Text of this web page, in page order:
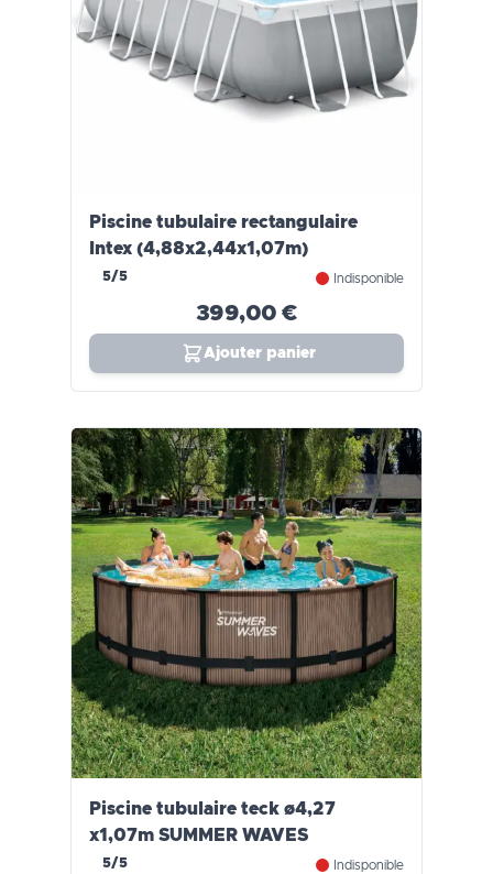
Piscine tubulaire rectangulaire
Intex (4,88x2,44x1,07m)
5/5 Indisponible
399,00 €
Ajouter panier
Piscine tubulaire teck ø4,27
x1,07m SUMMER WAVES
5/5 Indisponible